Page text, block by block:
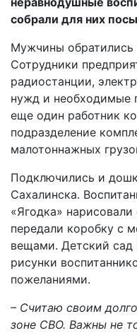
собрали для них
Мужчины обратились
Сотрудники
радиостанции,
нужд и необходимые
еще один работник
подразделение
малотоннажных
Подключились и
Сахалинска.
«Ягодка»
передали коробку с
вещами. Детский
рисунки
пожеланиями.
– Считаю своим
зоне СВО. Важны не